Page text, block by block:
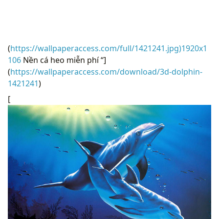
(https://wallpaperaccess.com/full/1421241.jpg)1920x1
106 Nền cá heo miễn phí “]
(https://wallpaperaccess.com/download/3d-dolphin-
1421241)
[